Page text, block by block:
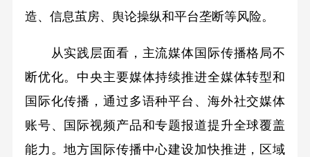
造、信息茧房、舆论操纵和平台垄断等风险。
从实践层面看，主流媒体国际传播格局不
断优化。中央主要媒体持续推进全媒体转型和
国际化传播，通过多语种平台、海外社交媒体
账号、国际视频产品和专题报道提升全球覆盖
能力。地方国际传播中心建设加快推进，区域